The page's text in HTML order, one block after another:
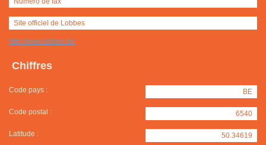
Site officiel de Lobbes
http://www.lobbes.be
Chiffres
Code pays : BE
Code postal : 6540
Latitude : 50.34619